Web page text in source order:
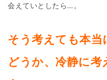
会えていとしたら…。
そう考えても本
どうか、冷静に考